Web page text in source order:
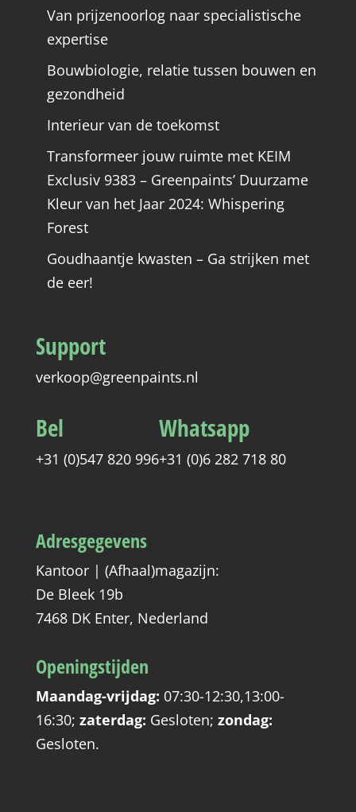
Van prijzenoorlog naar specialistische
expertise
Bouwbiologie, relatie tussen bouwen en
gezondheid
Interieur van de toekomst
Transformeer jouw ruimte met KEIM
Exclusiv 9383 – Greenpaints’ Duurzame
Kleur van het Jaar 2024: Whispering
Forest
Goudhaantje kwasten – Ga strijken met
de eer!
Support
verkoop@greenpaints.nl
Bel
+31 (0)547 820 996
Whatsapp
+31 (0)6 282 718 80
Adresgegevens
Kantoor | (Afhaal)magazijn:
De Bleek 19b
7468 DK Enter, Nederland
Openingstijden
Maandag-vrijdag: 07:30-12:30,13:00-
16:30; zaterdag: Gesloten; zondag:
Gesloten.